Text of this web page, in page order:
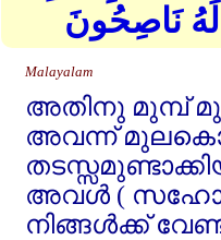
نَاصِحُونَ
Malayalam
അതിനു മുമ്പ്‌
അവന്ന്‌
അവള്‍ (
നിങ്ങള്‍ക്ക്‌